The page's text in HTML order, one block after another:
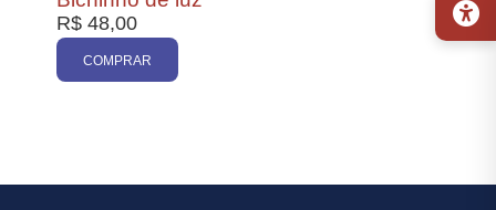
Promoção
R$ 48,00
COMPRAR